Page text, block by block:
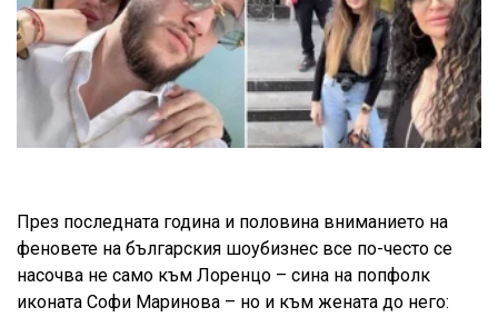
През последната година и половина вниманието на
феновете на българския шоубизнес все по-често се
насочва не само към Лоренцо – сина на попфолк
иконата Софи Маринова – но и към жената до него: